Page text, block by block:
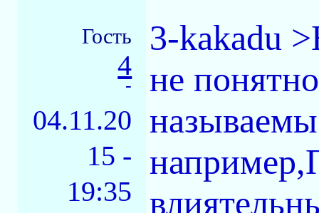
Гость
4
-
04.11.20
15 -
19:35
3-kakadu
не